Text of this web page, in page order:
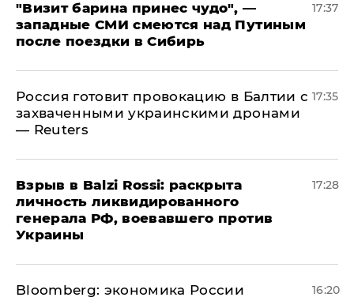
"Визит барина принес чудо", —
западные СМИ смеются над Путиным
после поездки в Сибирь
17:37
​Россия готовит провокацию в Балтии с
захваченными украинскими дронами
— Reuters
17:35
​Взрыв в Balzi Rossi: раскрыта
личность ликвидированного
генерала РФ, воевавшего против
Украины
17:28
Bloomberg: экономика России
16:20